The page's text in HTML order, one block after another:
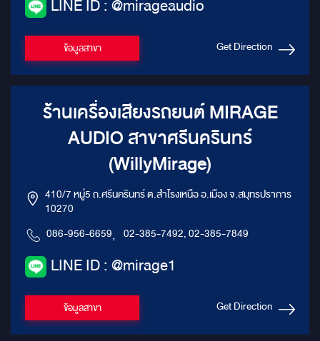
LINE ID : @mirageaudio
ข้อมูลสาขา Get Direction
ร้านเครื่องเสียงรถยนต์ MIRAGE
AUDIO สาขาศรีนครินทร์
(WillyMirage)
410/7 หมู่5 ถ.ศรีนครินทร์ ต.สำโรงเหนือ อ.เมือง จ.สมุทรปราการ
10270
086-956-6659, 02-385-7492, 02-385-7849
LINE ID : @mirage1
ข้อมูลสาขา Get Direction